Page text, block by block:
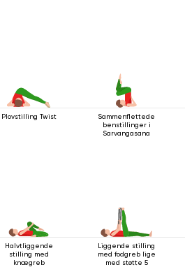
Plovstilling Twist
Sammenflettede
benstillinger i
Sarvangasana
Halvtliggende
stilling med
knægreb
Liggende stilling
med fodgreb lige
med støtte 5